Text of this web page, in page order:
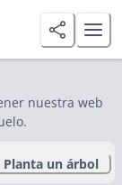
nuestra web
Planta un árbol